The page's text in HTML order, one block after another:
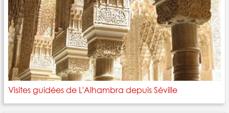
Visites guidées de L'Alhambra depuis Séville